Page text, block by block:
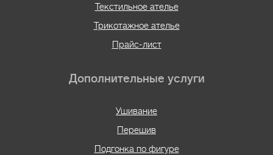
Текстильное ателье
Трикотажное ателье
Прайс-лист
Дополнительные услуги
Ушивание
Перешив
Подгонка по фигуре